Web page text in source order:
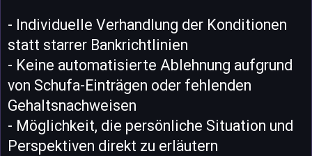
- Individuelle Verhandlung der Konditionen
statt starrer Bankrichtlinien
- Keine automatisierte Ablehnung aufgrund
von Schufa-Einträgen oder fehlenden
Gehaltsnachweisen
- Möglichkeit, die persönliche Situation und
Perspektiven direkt zu erläutern